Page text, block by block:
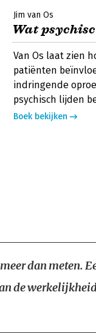
Jim van Os
Wat
Van Os laat zien
patiënten
indringende
psychisch lijden
Boek bekijken
dan meten.
de